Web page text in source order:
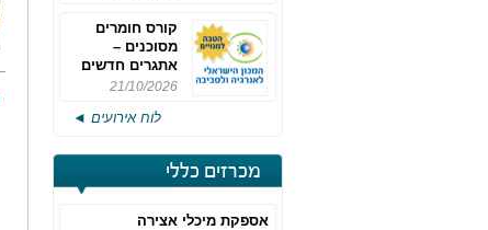
קורס חומרים
מסוכנים –
אתגרים חדשים
והערכות לחוק
מחזור 4
21/10/2026
לוח אירועים ◄
מכרזים כללי
אספקת מיכלי אצירה